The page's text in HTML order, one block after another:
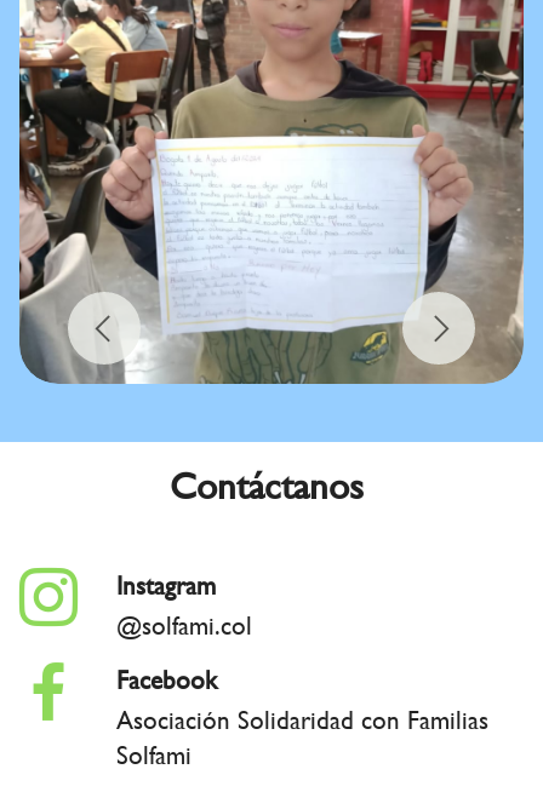
Previous Next
Contáctanos
Instagram
@solfami.col
Facebook
Asociación Solidaridad con Familias
Solfami